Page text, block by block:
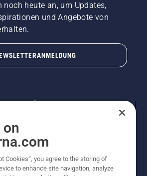
noch heute an, um Updates,
und Angebote von
(publ). Alle Rechte vorbehalten.
Irrtümer, Text- und Satzfehler sind
on
Cookies”, you agree to the storing of
to enhance site navigation, analyze